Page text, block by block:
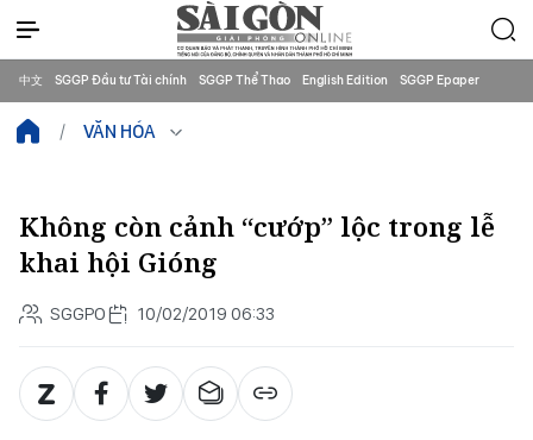
中文 SGGP Đầu tư Tài chính SGGP Thể Thao English Edition SGGP Epaper
VĂN HÓA
Không còn cảnh “cướp” lộc trong lễ
khai hội Gióng
SGGPO 10/02/2019 06:33